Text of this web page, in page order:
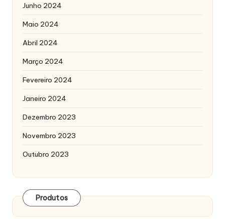
Junho 2024
Maio 2024
Abril 2024
Março 2024
Fevereiro 2024
Janeiro 2024
Dezembro 2023
Novembro 2023
Outubro 2023
Produtos